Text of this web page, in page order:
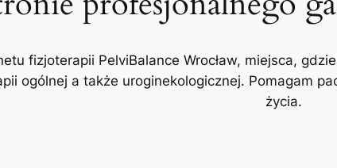
fizjoterapii PelviBalance Wrocław, miejsca,
ogólnej a także uroginekologicznej. Pomagam
życia.